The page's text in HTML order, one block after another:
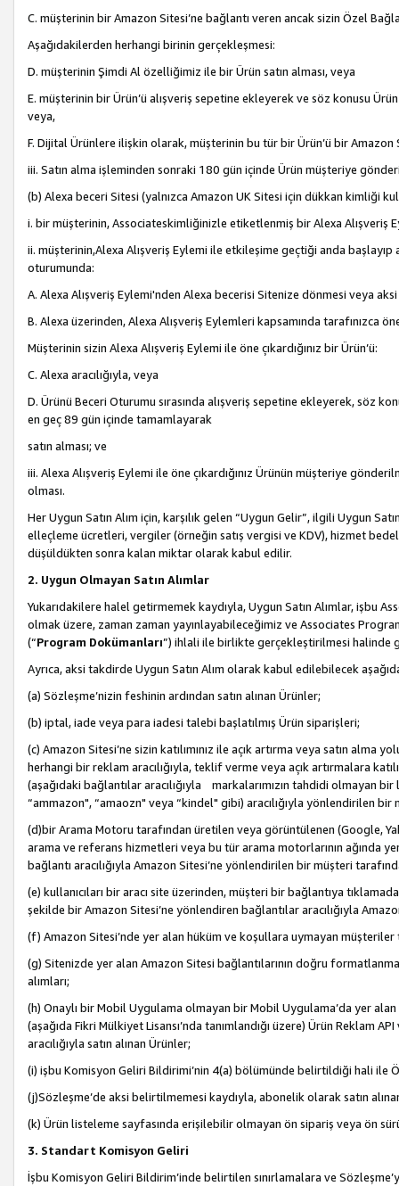
C. müşterinin bir Amazon Sitesi’ne bağlantı veren ancak sizin Özel
Aşağıdakilerden herhangi birinin gerçekleşmesi:
D. müşterinin Şimdi Al özelliğimiz ile bir Ürün satın alması, veya
E. müşterinin bir Ürün’ü alışveriş sepetine ekleyerek ve söz konusu
veya,
F. Dijital Ürünlere ilişkin olarak, müşterinin bu tür bir Ürün’ü bir Amazon
iii. Satın alma işleminden sonraki 180 gün içinde Ürün müşteriye
(b) Alexa beceri Sitesi (yalnızca Amazon UK Sitesi için dükkan kimliği
i. bir müşterinin, Associateskimliğinizle etiketlenmiş bir Alexa Alışveriş
ii. müşterinin,Alexa Alışveriş Eylemi ile etkileşime geçtiği anda
oturumunda:
A. Alexa Alışveriş Eylemi'nden Alexa becerisi Sitenize dönmesi veya
B. Alexa üzerinden, Alexa Alışveriş Eylemleri kapsamında tarafınızca
Müşterinin sizin Alexa Alışveriş Eylemi ile öne çıkardığınız bir Ürün’ü:
C. Alexa aracılığıyla, veya
D. Ürünü Beceri Oturumu sırasında alışveriş sepetine ekleyerek, söz
en geç 89 gün içinde tamamlayarak
satın alması; ve
iii. Alexa Alışveriş Eylemi ile öne çıkardığınız Ürünün müşteriye
olması.
Her Uygun Satın Alım için, karşılık gelen “Uygun Gelir”, ilgili Uygun
elleçleme ücretleri, vergiler (örneğin satış vergisi ve KDV), hizmet
düşüldükten sonra kalan miktar olarak kabul edilir.
2. Uygun Olmayan Satın Alımlar
Yukarıdakilere halel getirmemek kaydıyla, Uygun Satın Alımlar, işbu
olmak üzere, zaman zaman yayınlayabileceğimiz ve Associates
(“Program Dokümanları”) ihlali ile birlikte gerçekleştirilmesi halinde
Ayrıca, aksi takdirde Uygun Satın Alım olarak kabul edilebilecek
(a) Sözleşme’nizin feshinin ardından satın alınan Ürünler;
(b) iptal, iade veya para iadesi talebi başlatılmış Ürün siparişleri;
(c) Amazon Sitesi’ne sizin katılımınız ile açık artırma veya satın alma
herhangi bir reklam aracılığıyla, teklif verme veya açık artırmalara
(aşağıdaki bağlantılar aracılığıyla markalarımızın tahdidi olmayan
“ammazon", “amaozn" veya “kindel" gibi) aracılığıyla yönlendirilen
(d)bir Arama Motoru tarafından üretilen veya görüntülenen (Google,
arama ve referans hizmetleri veya bu tür arama motorlarının ağında
bağlantı aracılığıyla Amazon Sitesi’ne yönlendirilen bir müşteri
(e) kullanıcıları bir aracı site üzerinden, müşteri bir bağlantıya
şekilde bir Amazon Sitesi’ne yönlendiren bağlantılar aracılığıyla
(f) Amazon Sitesi’nde yer alan hüküm ve koşullara uymayan müşteriler
(g) Sitenizde yer alan Amazon Sitesi bağlantılarının doğru
alımları;
(h) Onaylı bir Mobil Uygulama olmayan bir Mobil Uygulama’da yer
(aşağıda Fikri Mülkiyet Lisansı’nda tanımlandığı üzere) Ürün Reklam
aracılığıyla satın alınan Ürünler;
(i) işbu Komisyon Geliri Bildirimi’nin 4(a) bölümünde belirtildiği hali ile
(j)Sözleşme’de aksi belirtilmemesi kaydıyla, abonelik olarak satın
(k) Ürün listeleme sayfasında erişilebilir olmayan ön sipariş veya ön
3. Standart Komisyon Geliri
İşbu Komisyon Geliri Bildirim’inde belirtilen sınırlamalara ve